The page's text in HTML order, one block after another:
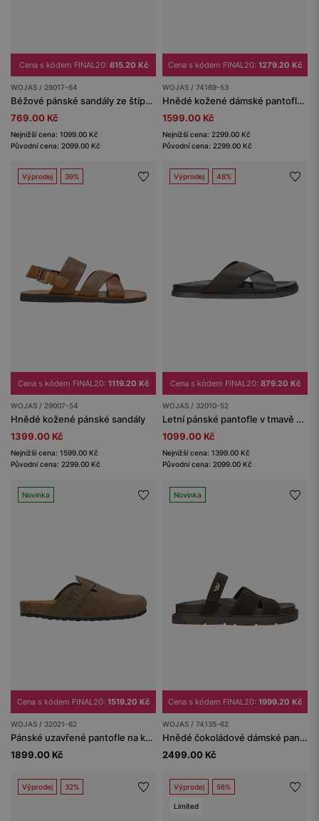
Cena s kódem FINAL20: 615.20 Kč
WOJAS / 29017-64
Béžové pánské sandály ze štípenky
769.00 Kč
Nejnižší cena: 1099.00 Kč
Původní cena: 2099.00 Kč
Cena s kódem FINAL20: 1279.20 Kč
WOJAS / 74169-53
Hnědé kožené dámské pantofle na nízkém klínovém podpatku
1599.00 Kč
Nejnižší cena: 2299.00 Kč
Původní cena: 2299.00 Kč
Výprodej 39%
Cena s kódem FINAL20: 1119.20 Kč
WOJAS / 29007-54
Hnědé kožené pánské sandály
1399.00 Kč
Nejnižší cena: 1599.00 Kč
Původní cena: 2299.00 Kč
Výprodej 48%
Cena s kódem FINAL20: 879.20 Kč
WOJAS / 32010-52
Letní pánské pantofle v tmavě hnědé barvě
1099.00 Kč
Nejnižší cena: 1399.00 Kč
Původní cena: 2099.00 Kč
Novinka
Cena s kódem FINAL20: 1519.20 Kč
WOJAS / 32021-62
Pánské uzavřené pantofle na korkové podrážce
1899.00 Kč
Novinka
Cena s kódem FINAL20: 1999.20 Kč
WOJAS / 74135-62
Hnědé čokoládové dámské pantofle ze štípenky
2499.00 Kč
Výprodej 32% Výprodej 56%
Limited